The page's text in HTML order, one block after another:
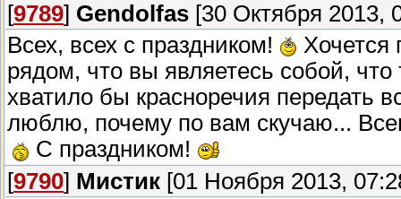
[9789] Gendolfas [30 Октября 2013,
Всех, всех с праздником!
Хочется
рядом, что вы являетесь собой,
хватило бы красноречия передать
люблю, почему по вам скучаю...
С праздником!
[9790] Мистик [01 Ноября 2013,